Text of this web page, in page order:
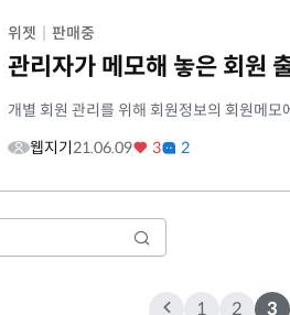
위젯 판매중
관리자가 메모해 놓은 회원
개별 회원 관리를 위해 회원정보의 회원메
웹지기21.06.09 3 2
1 2 3